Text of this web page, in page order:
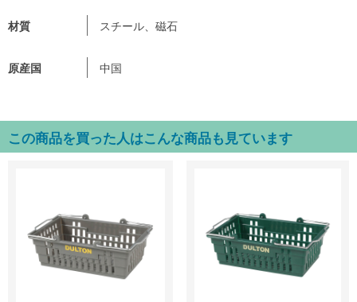
材質 スチール、磁石
原産国 中国
この商品を買った人はこんな商品も見ています